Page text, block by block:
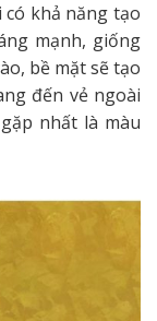
khả năng tạo
mạnh, giống
bề mặt sẽ tạo
đến vẻ ngoài
nhất là màu